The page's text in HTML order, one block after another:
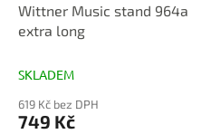
Wittner Music stand 964a
extra long
SKLADEM
619 Kč bez DPH
749 Kč